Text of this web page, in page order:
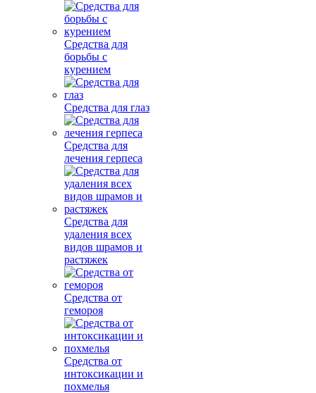
Средства для
борьбы с
курением
Средства для глаз
Средства для
лечения герпеса
Средства для
удаления всех
видов шрамов и
растяжек
Средства от
гемороя
Средства от
интоксикации и
похмелья